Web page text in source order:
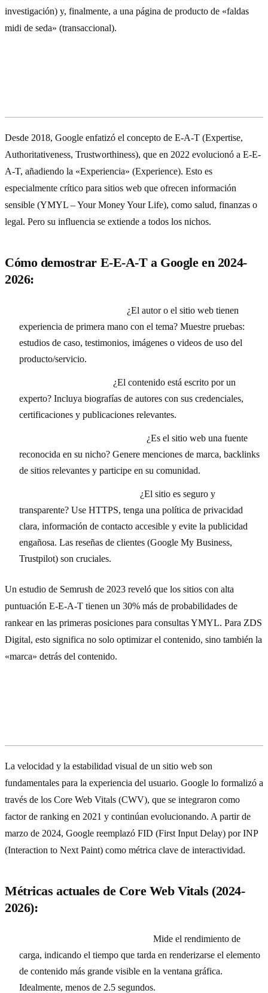
investigación) y, finalmente, a una página de producto de «faldas
midi de seda» (transaccional).
Desde 2018, Google enfatizó el concepto de E-A-T (Expertise,
Authoritativeness, Trustworthiness), que en 2022 evolucionó a E-E-
A-T, añadiendo la «Experiencia» (Experience). Esto es
especialmente crítico para sitios web que ofrecen información
sensible (YMYL – Your Money Your Life), como salud, finanzas o
legal. Pero su influencia se extiende a todos los nichos.
Cómo demostrar E-E-A-T a Google en 2024-
2026:
¿El autor o el sitio web tienen
experiencia de primera mano con el tema? Muestre pruebas:
estudios de caso, testimonios, imágenes o videos de uso del
producto/servicio.
¿El contenido está escrito por un
experto? Incluya biografías de autores con sus credenciales,
certificaciones y publicaciones relevantes.
¿Es el sitio web una fuente
reconocida en su nicho? Genere menciones de marca, backlinks
de sitios relevantes y participe en su comunidad.
¿El sitio es seguro y
transparente? Use HTTPS, tenga una política de privacidad
clara, información de contacto accesible y evite la publicidad
engañosa. Las reseñas de clientes (Google My Business,
Trustpilot) son cruciales.
Un estudio de Semrush de 2023 reveló que los sitios con alta
puntuación E-E-A-T tienen un 30% más de probabilidades de
rankear en las primeras posiciones para consultas YMYL. Para ZDS
Digital, esto significa no solo optimizar el contenido, sino también la
«marca» detrás del contenido.
La velocidad y la estabilidad visual de un sitio web son
fundamentales para la experiencia del usuario. Google lo formalizó a
través de los Core Web Vitals (CWV), que se integraron como
factor de ranking en 2021 y continúan evolucionando. A partir de
marzo de 2024, Google reemplazó FID (First Input Delay) por INP
(Interaction to Next Paint) como métrica clave de interactividad.
Métricas actuales de Core Web Vitals (2024-
2026):
Mide el rendimiento de
carga, indicando el tiempo que tarda en renderizarse el elemento
de contenido más grande visible en la ventana gráfica.
Idealmente, menos de 2.5 segundos.